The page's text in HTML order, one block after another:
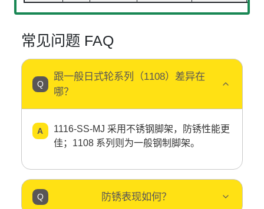
常见问题 FAQ
跟一般日式轮系列（1108）差异在
哪？
1116-SS-MJ 采用不锈钢脚架，防锈性能更
佳；1108 系列则为一般钢制脚架。
防锈表现如何？